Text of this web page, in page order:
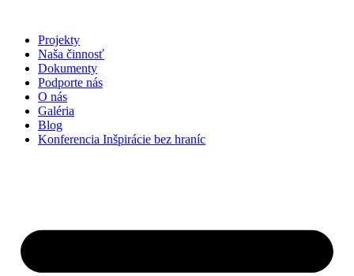
obsah
Projekty
Naša činnosť
Dokumenty
Podporte nás
O nás
Galéria
Blog
Konferencia Inšpirácie bez hraníc